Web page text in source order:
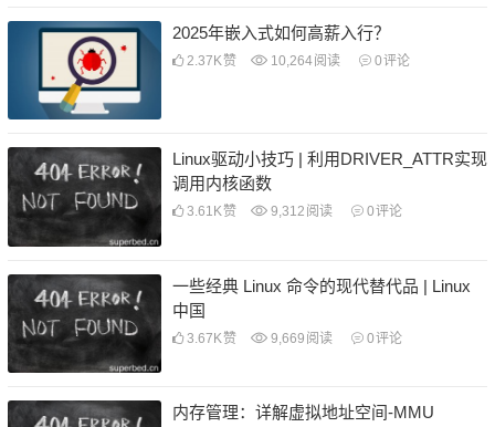
2025年嵌入式如何高薪入行？
2.37K 赞 10,264阅读 0评论
Linux驱动小技巧 | 利用DRIVER_ATTR实现
调用内核函数
3.61K赞 9,312 阅读 0评论
一些经典 Linux 命令的现代替代品 | Linux
中国
3.67K 赞 9,669 阅读 0评论
内存管理：详解虚拟地址空间-MMU